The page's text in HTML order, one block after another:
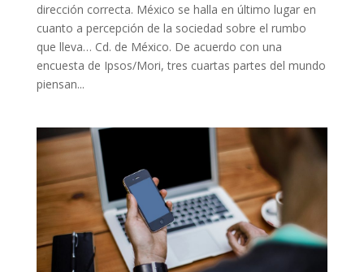
dirección correcta. México se halla en último lugar en
cuanto a percepción de la sociedad sobre el rumbo
que lleva… Cd. de México. De acuerdo con una
encuesta de Ipsos/Mori, tres cuartas partes del mundo
piensan...